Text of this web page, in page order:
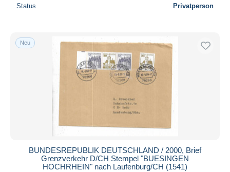
Status Privatperson
Neu
BUNDESREPUBLIK DEUTSCHLAND / 2000, Brief
Grenzverkehr D/CH Stempel "BUESINGEN
HOCHRHEIN" nach Laufenburg/CH (1541)